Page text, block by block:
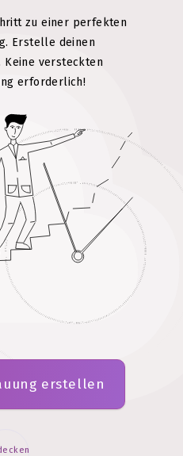
zu einer perfekten
Erstelle deinen
Keine versteckten
erforderlich!
erstellen